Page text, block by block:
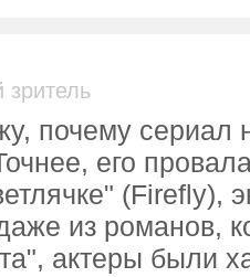
почему сериал
его
(Firefly),
из романов,
актеры были